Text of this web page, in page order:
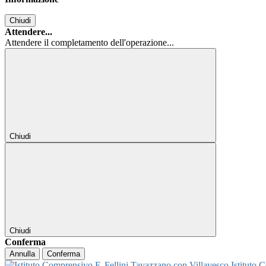
Chiudi
Attendere...
Attendere il completamento dell'operazione...
Chiudi
Chiudi
Conferma
Annulla Conferma